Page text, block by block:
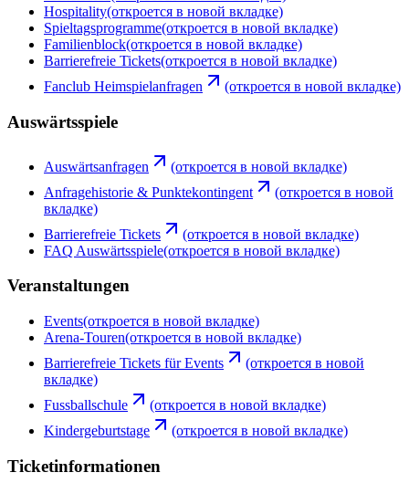
Hospitality(откроется в новой вкладке)
Spieltagsprogramme(откроется в новой вкладке)
Familienblock(откроется в новой вкладке)
Barrierefreie Tickets(откроется в новой вкладке)
Fanclub Heimspielanfragen
(откроется в новой вкладке)
Auswärtsspiele
Auswärtsanfragen
(откроется в новой вкладке)
Anfragehistorie & Punktekontingent
(откроется в новой
вкладке)
Barrierefreie Tickets
(откроется в новой вкладке)
FAQ Auswärtsspiele(откроется в новой вкладке)
Veranstaltungen
Events(откроется в новой вкладке)
Arena-Touren(откроется в новой вкладке)
Barrierefreie Tickets für Events
(откроется в новой
вкладке)
Fussballschule
(откроется в новой вкладке)
Kindergeburtstage
(откроется в новой вкладке)
Ticketinformationen